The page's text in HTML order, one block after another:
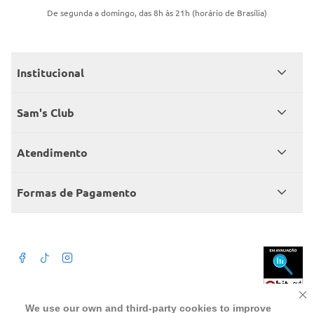
We use our own and third-party cookies to improve
De segunda a domingo, das 8h às 21h (horário de Brasília)
Institucional
Quem somos
Encontre um Clube
Sam's Club
Seja sócio
Member’s Mark
Atendimento
Fale conosco
Atendimento em libras
Formas de Pagamento
Beba com moderação. A Venda e o consumo de bebida alcoólica são